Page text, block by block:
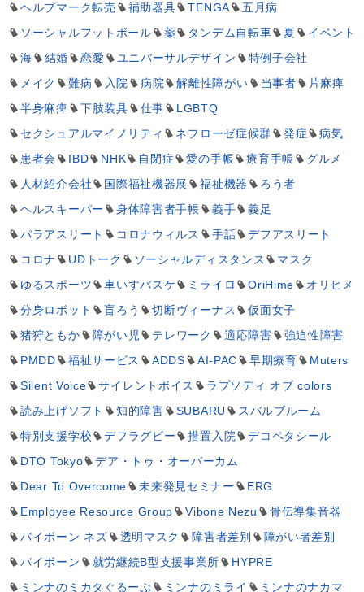
ヘルプマーク転売 補助器具 TENGA
五月病
ソーシャルフットボール
薬 タンデム自転車 夏
イベント
海
結婚 恋愛 ユニバーサルデザイン
特例子会社
メイク
難病 入院 病院 解離性障がい 当事者
片麻痺
半身麻痺
下肢装具 仕事
LGBTQ
セクシュアルマイノリティ
ネフローゼ症候群 発症
病気
患者会
IBD NHK 自閉症 愛の手帳 療育手帳
グルメ
人材紹介会社
国際福祉機器展 福祉機器
ろう者
ヘルスキーパー
身体障害者手帳 義手
義足
パラアスリート
コロナウィルス 手話
デフアスリート
コロナ
UDトーク ソーシャルディスタンス
マスク
ゆるスポーツ
車いすバスケ ミライロ OriHime
オリヒメ
分身ロボット
盲ろう 切断ヴィーナス
仮面女子
猪狩ともか
障がい児 テレワーク 適応障害
強迫性障害
PMDD
福祉サービス ADDS AI-PAC 早期療育
Muters
Silent Voice
サイレントボイス
ラプソディ オブ colors
読み上げソフト
知的障害 SUBARU
スバルブルーム
特別支援学校
デフラグビー 措置入院
デコペタシール
DTO Tokyo
デア・トゥ・オーバーカム
Dear To Overcome
未来発見セミナー
ERG
Employee Resource Group
Vibone Nezu
骨伝導集音器
バイボーン ネズ
透明マスク 障害者差別
障がい者差別
バイボーン
就労継続B型支援事業所
HYPRE
ミンナのミカタぐるーぷ
ミンナのミライ
ミンナのナカマ